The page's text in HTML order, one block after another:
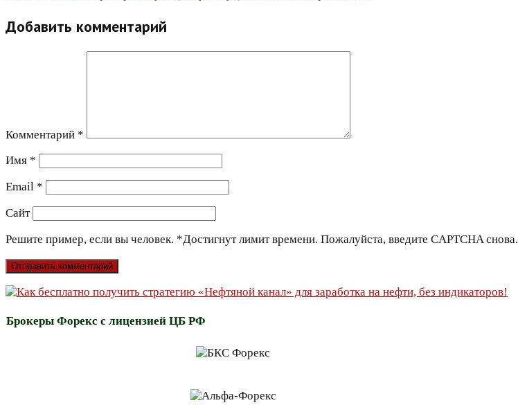
по
записям
Добавить комментарий
Комментарий *
Имя *
Email *
Сайт
Решите пример, если вы человек. *Достигнут лимит времени. Пожалуйста, введите CAPTCHA снова.
Брокеры Форекс с лицензией ЦБ РФ